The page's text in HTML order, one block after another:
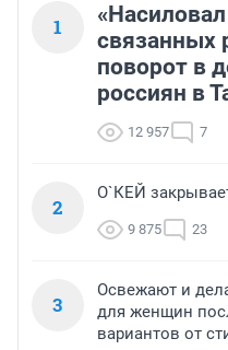
1
связанных
поворот в
россиян в
12 957 7
2
О`КЕЙ
9 875 23
3
Освежают и
для женщин
вариантов от